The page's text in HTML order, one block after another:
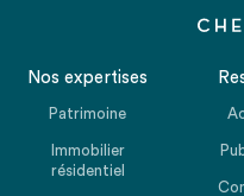
Nos expertises
Patrimoine
Immobilier
résidentiel